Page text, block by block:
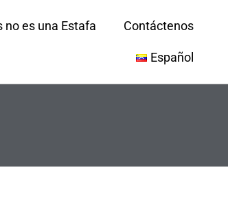
no es una Estafa Contáctenos
Español